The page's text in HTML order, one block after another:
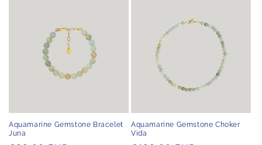
Aquamarine Gemstone Bracelet
Juna
Aquamarine Gemstone Choker
Vida